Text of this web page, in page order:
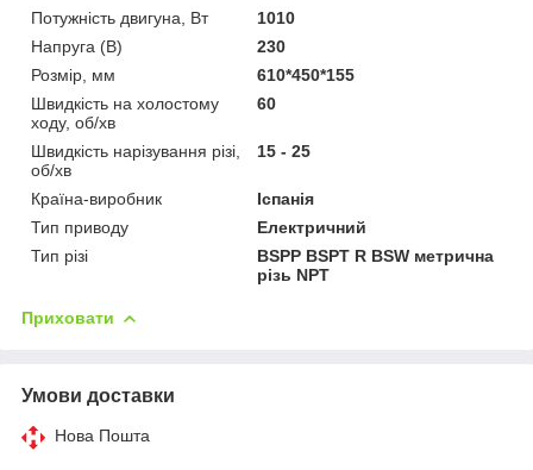
Потужність двигуна, Вт
1010
Напруга (В)
230
Розмір, мм
610*450*155
Швидкість на холостому
ходу, об/хв
60
Швидкість нарізування різі,
об/хв
15 - 25
Країна-виробник
Іспанія
Тип приводу
Електричний
Тип різі
BSPP BSPT R BSW метрична
різь NPT
Приховати
Умови доставки
Нова Пошта